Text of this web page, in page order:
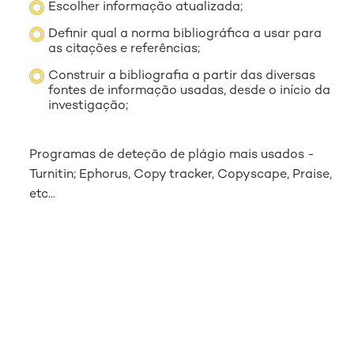
Escolher informação atualizada;
Definir qual a norma bibliográfica a usar para
as citações e referências;
Construir a bibliografia a partir das diversas
fontes de informação usadas, desde o início da
investigação;
Programas de deteção de plágio mais usados -
Turnitin; Ephorus, Copy tracker, Copyscape, Praise,
etc...